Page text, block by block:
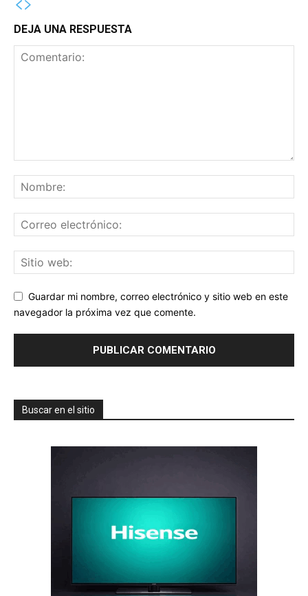
DEJA UNA RESPUESTA
Guardar mi nombre, correo electrónico y sitio web en este
navegador la próxima vez que comente.
Buscar en el sitio